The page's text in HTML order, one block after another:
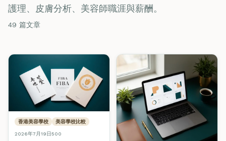
護理、皮膚分析、美容師職涯與薪酬。
49 篇文章
香港美容學校 美容學校比較
2026年7月19日500